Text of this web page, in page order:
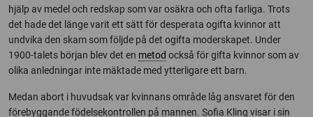
hjälp av medel och redskap som var osäkra och ofta farliga. Trots
det hade det länge varit ett sätt för desperata ogifta kvinnor att
undvika den skam som följde på det ogifta moderskapet. Under
1900-talets början blev det en metod också för gifta kvinnor som av
olika anledningar inte mäktade med ytterligare ett barn.
Medan abort i huvudsak var kvinnans område låg ansvaret för den
förebyggande födelsekontrollen på mannen. Sofia Kling visar i sin